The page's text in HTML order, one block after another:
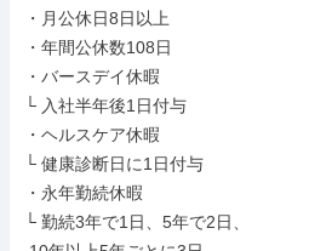
・月公休日8日以上
・年間公休数108日
・バースデイ休暇
└ 入社半年後1日付与
・ヘルスケア休暇
└ 健康診断日に1日付与
・永年勤続休暇
└ 勤続3年で1日、5年で2日、